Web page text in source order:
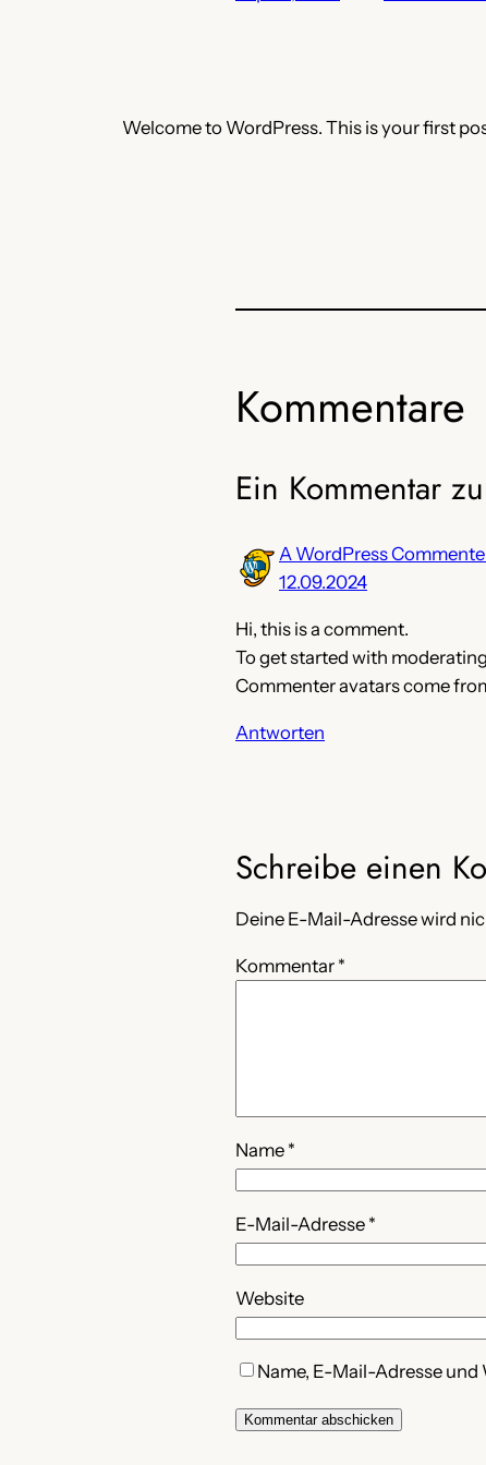
Welcome to WordPress. This is your first
Kommentare
Ein Kommentar
A WordPress
12.09.2024
Hi, this is a comment.
To get started with
Commenter avatars come
Antworten
Schreibe einen
Deine E-Mail-Adresse wird
Kommentar *
Name *
E-Mail-Adresse *
Website
Name, E-Mail-Adresse